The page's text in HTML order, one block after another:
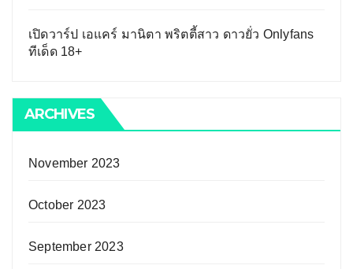
เปิดวาร์ป เอแคร์ มานิตา พริตตี้สาว ดาวยั่ว Onlyfans
ทีเด็ด 18+
ARCHIVES
November 2023
October 2023
September 2023